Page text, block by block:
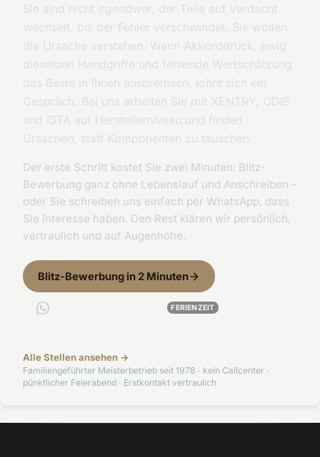
Sie sind nicht irgendwer, der Teile auf Verdacht
wechselt, bis der Fehler verschwindet. Sie wollen
die Ursache verstehen. Wenn Akkorddruck, ewig
dieselben Handgriffe und fehlende Wertschätzung
das Beste in Ihnen ausbremsen, lohnt sich ein
Gespräch. Bei uns arbeiten Sie mit XENTRY, ODIS
und ISTA auf Herstellerniveau und finden
Ursachen, statt Komponenten zu tauschen.
Der erste Schritt kostet Sie zwei Minuten: Blitz-
Bewerbung ganz ohne Lebenslauf und Anschreiben –
oder Sie schreiben uns einfach per WhatsApp, dass
Sie Interesse haben. Den Rest klären wir persönlich,
vertraulich und auf Augenhöhe.
Blitz-Bewerbung in 2 Minuten
FERIENZEIT
Alle Stellen ansehen →
Familiengeführter Meisterbetrieb seit 1978 · kein Callcenter ·
pünktlicher Feierabend · Erstkontakt vertraulich